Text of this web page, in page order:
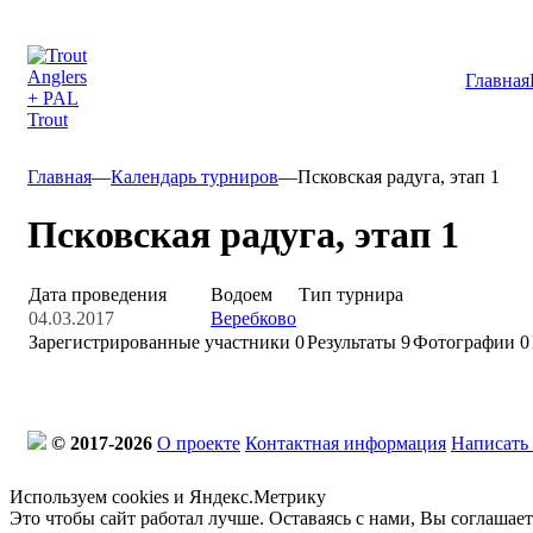
Главная
Главная—Календарь турниров—Псковская радуга, этап 1
Псковская радуга, этап 1
Дата проведения Водоем
Тип турнира
04.03.2017
Веребково
Зарегистрированные участники 0Результаты 9Фотографии 0
© 2017-2026 О проекте Контактная информация
Используем cookies и Яндекс.Метрику
Это чтобы сайт работал лучше. Оставаясь с нами, Вы